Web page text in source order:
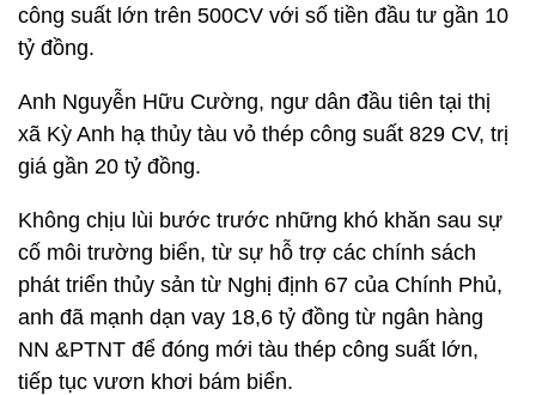
công suất lớn trên 500CV với số tiền đầu tư gần 10
tỷ đồng.
Anh Nguyễn Hữu Cường, ngư dân đầu tiên tại thị
xã Kỳ Anh hạ thủy tàu vỏ thép công suất 829 CV, trị
giá gần 20 tỷ đồng.
Không chịu lùi bước trước những khó khăn sau sự
cố môi trường biển, từ sự hỗ trợ các chính sách
phát triển thủy sản từ Nghị định 67 của Chính Phủ,
anh đã mạnh dạn vay 18,6 tỷ đồng từ ngân hàng
NN &PTNT để đóng mới tàu thép công suất lớn,
tiếp tục vươn khơi bám biển.